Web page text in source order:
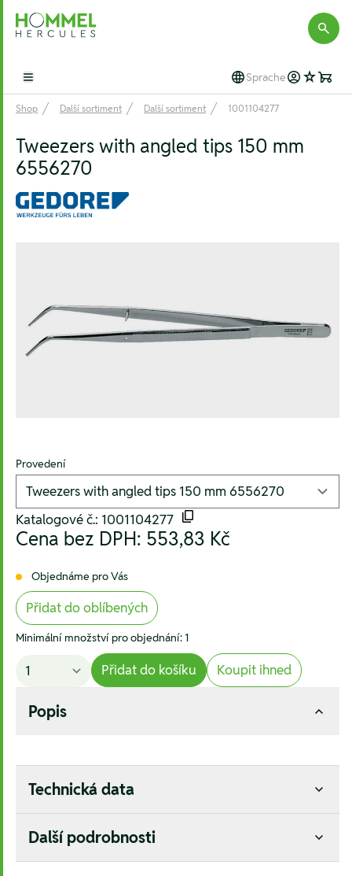
Hommel Hercules
Open main menu Sprache
Shop Další sortiment Další sortiment 1001104277
Tweezers with angled tips 150 mm
6556270
Provedení
Katalogové č.: 1001104277
Cena bez DPH: 553,83 Kč
Objednáme pro Vás
Přidat do oblíbených
Minimální množství pro objednání: 1
Přidat do košíku Koupit ihned
Popis
Technická data
Další podrobnosti